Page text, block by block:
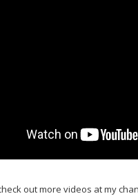
out more videos at my